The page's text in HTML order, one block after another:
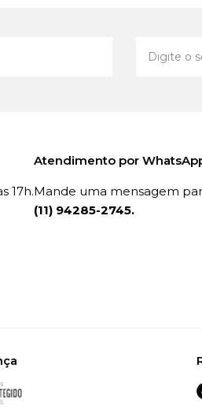
17h.
Atendimento por
Mande uma mensagem
(11) 94285-2745.